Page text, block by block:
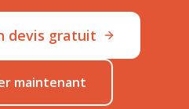
devis gratuit
maintenant